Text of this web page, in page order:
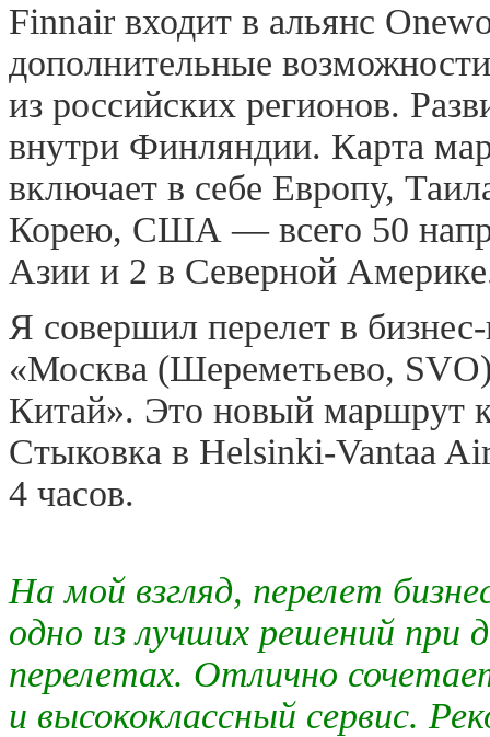
Finnair входит в альянс
дополнительные
из российских регионов.
внутри Финляндии. Карта
включает в себе Европу,
Корею, США — всего 50
Азии и 2 в Северной
Я совершил перелет в
«Москва (Шереметьево,
Китай». Это новый маршрут
Стыковка в Helsinki-Vantaa
4 часов.
На мой взгляд, перелет
одно из лучших решений при
перелетах. Отлично
и высококлассный сервис.